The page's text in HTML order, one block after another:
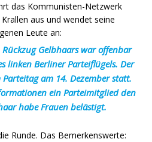
das Kommunisten-Netzwerk
aus und wendet seine
Leute an:
Gelbhaars war offenbar
linken Berliner Parteiflügels. Der
am 14. Dezember statt.
ein Parteimitglied den
habe Frauen belästigt.
Runde. Das Bemerkenswerte: